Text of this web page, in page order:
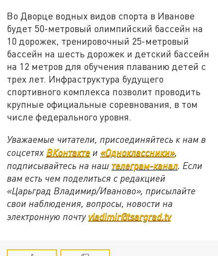
Во Дворце водных видов спорта в Иванове
будет 50-метровый олимпийский бассейн на
10 дорожек, тренировочный 25-метровый
бассейн на шесть дорожек и детский бассейн
на 12 метров для обучения плаванию детей с
трех лет. Инфраструктура будущего
спортивного комплекса позволит проводить
крупные официальные соревнования, в том
числе федерального уровня.
Уважаемые читатели, присоединяйтесь к нам в
соцсетях ВКонтакте и«Одноклассники»,
подписывайтесь на наш телеграм-канал. Если
вам есть чем поделиться с редакцией
«Царьград Владимир/Иваново», присылайте
свои наблюдения, вопросы, новости на
электронную почту vladimir@tsargrad.tv